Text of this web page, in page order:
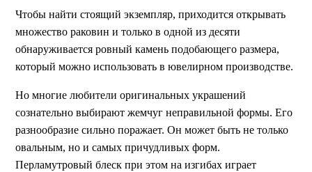
Чтобы найти стоящий экземпляр, приходится открывать
множество раковин и только в одной из десяти
обнаруживается ровный камень подобающего размера,
который можно использовать в ювелирном производстве.
Но многие любители оригинальных украшений
сознательно выбирают жемчуг неправильной формы. Его
разнообразие сильно поражает. Он может быть не только
овальным, но и самых причудливых форм.
Перламутровый блеск при этом на изгибах играет